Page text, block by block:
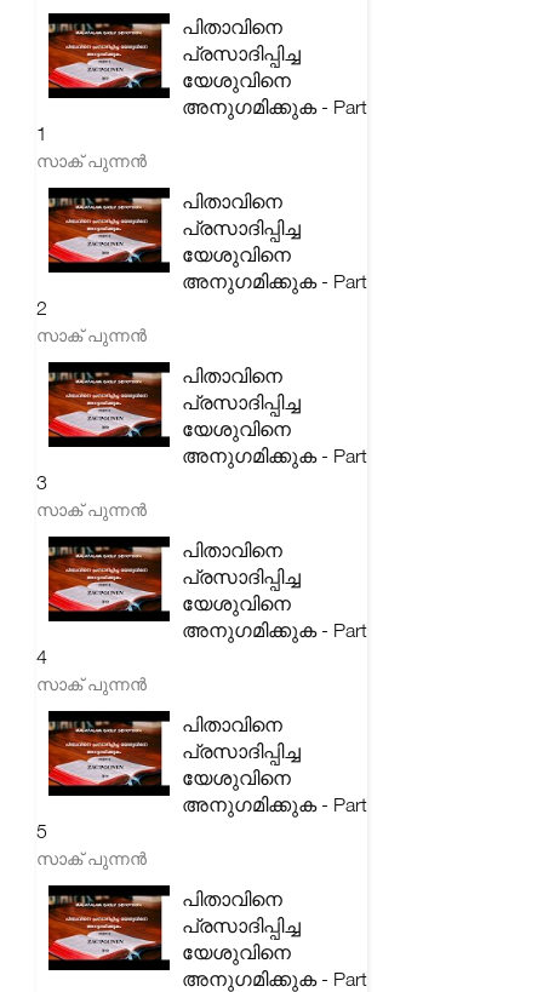
പിതാവിനെ
പ്രസാദിപ്പിച്ച
യേശുവിനെ
അനുഗമിക്കുക - Part
1
സാക് പുന്നൻ
പിതാവിനെ
പ്രസാദിപ്പിച്ച
യേശുവിനെ
അനുഗമിക്കുക - Part
2
സാക് പുന്നൻ
പിതാവിനെ
പ്രസാദിപ്പിച്ച
യേശുവിനെ
അനുഗമിക്കുക - Part
3
സാക് പുന്നൻ
പിതാവിനെ
പ്രസാദിപ്പിച്ച
യേശുവിനെ
അനുഗമിക്കുക - Part
4
സാക് പുന്നൻ
പിതാവിനെ
പ്രസാദിപ്പിച്ച
യേശുവിനെ
അനുഗമിക്കുക - Part
5
സാക് പുന്നൻ
പിതാവിനെ
പ്രസാദിപ്പിച്ച
യേശുവിനെ
അനുഗമിക്കുക - Part